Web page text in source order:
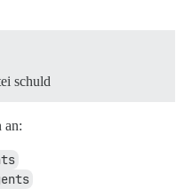
schuld
an: